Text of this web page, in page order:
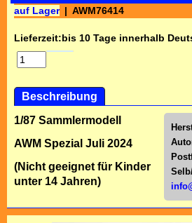
auf Lager AWM76414
Lieferzeit:bis 10 Tage innerhalb
Beschreibung
1/87 Sammlermodell
AWM Spezial Juli 2024
(Nicht geeignet für Kinder
unter 14 Jahren)